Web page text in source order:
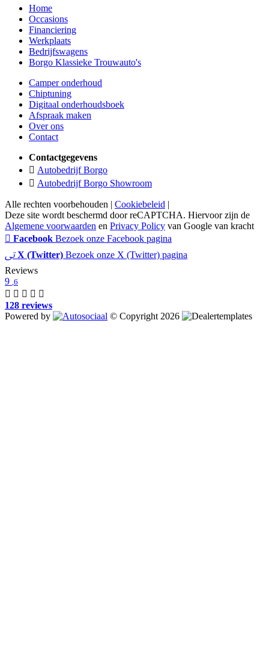
Home
Occasions
Financiering
Werkplaats
Bedrijfswagens
Borgo Klassieke Trouwauto's
Camper onderhoud
Chiptuning
Digitaal onderhoudsboek
Afspraak maken
Over ons
Contact
Contactgegevens
Autobedrijf Borgo
Autobedrijf Borgo Showroom
Alle rechten voorbehouden | Cookiebeleid |
Deze site wordt beschermd door reCAPTCHA. Hiervoor zijn de
Algemene voorwaarden en Privacy Policy van Google van kracht
Facebook Bezoek onze Facebook pagina
X (Twitter) Bezoek onze X (Twitter) pagina
Reviews
9 ,6
128 reviews
Powered by
© Copyright 2026